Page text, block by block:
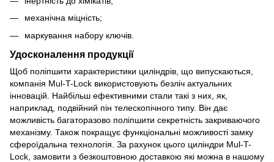
механічна міцність;
маркування набору ключів.
Удосконалення продукції
Щоб поліпшити характеристики циліндрів, що випускаються,
компанія Mul-T-Lock використовують безліч актуальних
інновацій. Найбільш ефективними стали такі з них, як,
наприклад, подвійний пін телескопічного типу. Він дає
можливість багаторазово поліпшити секретність закриваючого
механізму. Також покращує функціональні можливості замку
сфероїдальна технологія. За рахунок цього циліндри Mul-T-
Lock, замовити з безкоштовною доставкою які можна в нашому